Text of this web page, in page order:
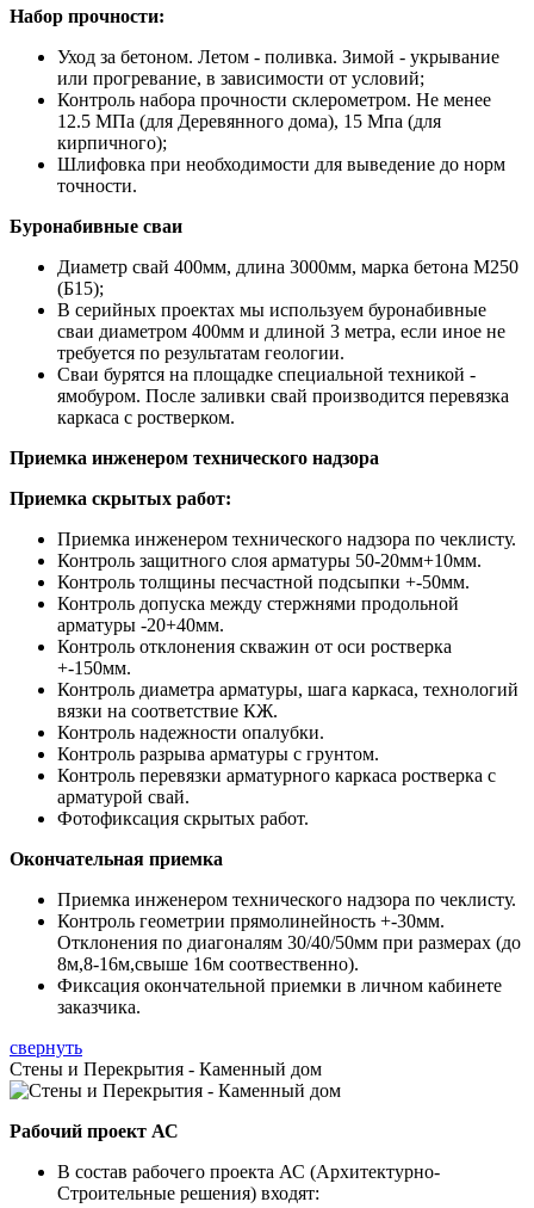
Набор прочности:
Уход за бетоном. Летом - поливка. Зимой - укрывание
или прогревание, в зависимости от условий;
Контроль набора прочности склерометром. Не менее
12.5 МПа (для Деревянного дома), 15 Мпа (для
кирпичного);
Шлифовка при необходимости для выведение до норм
точности.
Буронабивные сваи
Диаметр свай 400мм, длина 3000мм, марка бетона М250
(Б15);
В серийных проектах мы используем буронабивные
сваи диаметром 400мм и длиной 3 метра, если иное не
требуется по результатам геологии.
Сваи бурятся на площадке специальной техникой -
ямобуром. После заливки свай производится перевязка
каркаса с ростверком.
Приемка инженером технического надзора
Приемка скрытых работ:
Приемка инженером технического надзора по чеклисту.
Контроль защитного слоя арматуры 50-20мм+10мм.
Контроль толщины песчастной подсыпки +-50мм.
Контроль допуска между стержнями продольной
арматуры -20+40мм.
Контроль отклонения скважин от оси ростверка
+-150мм.
Контроль диаметра арматуры, шага каркаса, технологий
вязки на соответствие КЖ.
Контроль надежности опалубки.
Контроль разрыва арматуры с грунтом.
Контроль перевязки арматурного каркаса ростверка с
арматурой свай.
Фотофиксация скрытых работ.
Окончательная приемка
Приемка инженером технического надзора по чеклисту.
Контроль геометрии прямолинейность +-30мм.
Отклонения по диагоналям 30/40/50мм при размерах (до
8м,8-16м,свыше 16м соотвественно).
Фиксация окончательной приемки в личном кабинете
заказчика.
свернуть
Стены и Перекрытия - Каменный дом
Рабочий проект АС
В состав рабочего проекта АС (Архитектурно-
Строительные решения) входят: